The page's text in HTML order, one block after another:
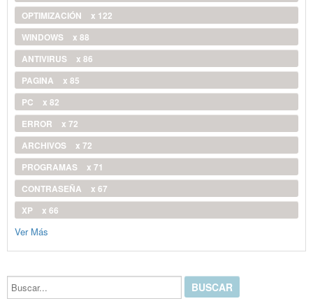
OPTIMIZACIÓN
x 122
WINDOWS
x 88
ANTIVIRUS
x 86
PAGINA
x 85
PC
x 82
ERROR
x 72
ARCHIVOS
x 72
PROGRAMAS
x 71
CONTRASEÑA
x 67
XP
x 66
Ver Más
Buscar...